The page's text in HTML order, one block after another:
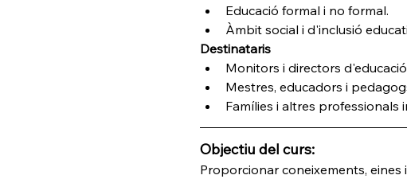
Educació formal i no formal.
Àmbit social i d'inclusió
Destinataris
Monitors i directors
Mestres, educadors i
Famílies i altres professionals
Objectiu del curs:
Proporcionar coneixements,